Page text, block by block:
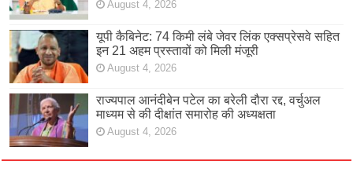
August 4, 2026
यूपी कैबिनेट: 74 किमी लंबे जेवर लिंक एक्सप्रेसवे सहित
इन 21 अहम प्रस्तावों को मिली मंजूरी
August 4, 2026
राज्यपाल आनंदीबेन पटेल का बरेली दौरा रद्द, वर्चुअल
माध्यम से की दीक्षांत समारोह की अध्यक्षता
August 4, 2026